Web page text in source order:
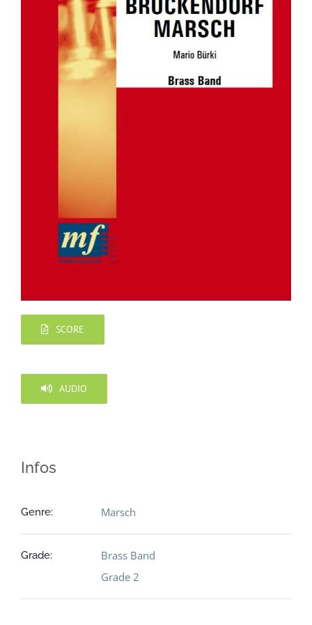
SCORE
AUDIO
Infos
Genre: Marsch
Grade:
Brass Band
Grade 2